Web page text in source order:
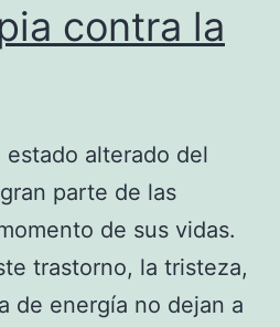
contra la
alterado del
parte de las
de sus vidas.
trastorno, la tristeza,
de energía no dejan a